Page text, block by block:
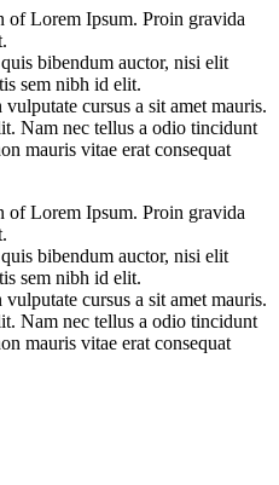
of Lorem Ipsum. Proin gravida
bibendum auctor, nisi elit
sem nibh id elit.
cursus a sit amet mauris.
Nam nec tellus a odio tincidunt
mauris vitae erat consequat
of Lorem Ipsum. Proin gravida
bibendum auctor, nisi elit
sem nibh id elit.
cursus a sit amet mauris.
Nam nec tellus a odio tincidunt
mauris vitae erat consequat